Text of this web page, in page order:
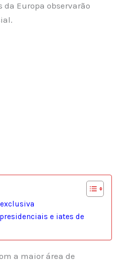
Europa observarão
e iates de
a maior área de